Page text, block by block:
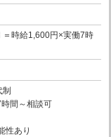
時給1,600円×実働7時
間～相談可
性あり